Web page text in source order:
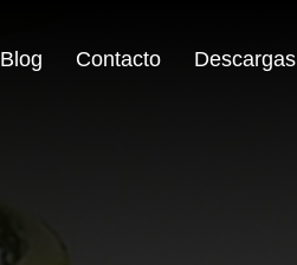
Blog Contacto Descargas